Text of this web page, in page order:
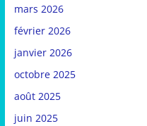
mars 2026
février 2026
janvier 2026
octobre 2025
août 2025
juin 2025